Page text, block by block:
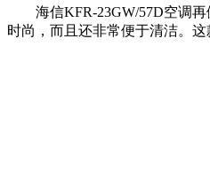
海信KFR-23GW/57D空调再
时尚，而且还非常便于清洁。